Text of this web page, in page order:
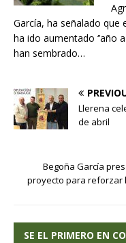
García, ha señalado que
ha ido aumentado ‘’año
han sembrado…
Llerena
de abril
Begoña García
proyecto para reforzar
SE EL PRIMERO EN